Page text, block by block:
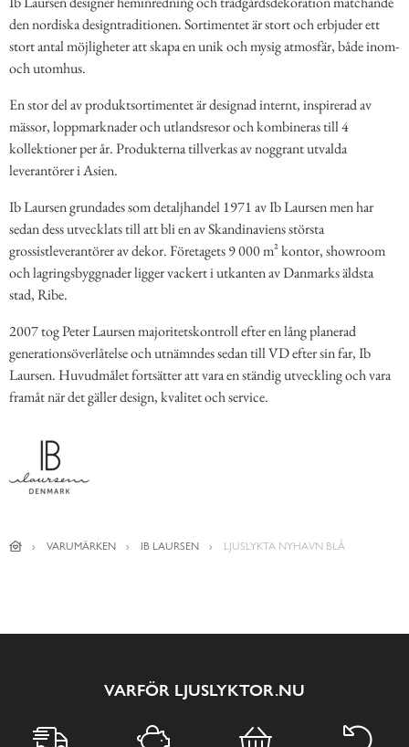
den nordiska designtraditionen. Sortimentet är stort och erbjuder ett
stort antal möjligheter att skapa en unik och mysig atmosfär, både inom-
och utomhus.
En stor del av produktsortimentet är designad internt, inspirerad av
mässor, loppmarknader och utlandsresor och kombineras till 4
kollektioner per år. Produkterna tillverkas av noggrant utvalda
leverantörer i Asien.
Ib Laursen grundades som detaljhandel 1971 av Ib Laursen men har
sedan dess utvecklats till att bli en av Skandinaviens största
grossistleverantörer av dekor. Företagets 9 000 m² kontor, showroom
och lagringsbyggnader ligger vackert i utkanten av Danmarks äldsta
stad, Ribe.
2007 tog Peter Laursen majoritetskontroll efter en lång planerad
generationsöverlåtelse och utnämndes sedan till VD efter sin far, Ib
Laursen. Huvudmålet fortsätter att vara en ständig utveckling och vara
framåt när det gäller design, kvalitet och service.
VARUMÄRKEN IB LAURSEN LJUSLYKTA NYHAVN BLÅ
VARFÖR LJUSLYKTOR.NU